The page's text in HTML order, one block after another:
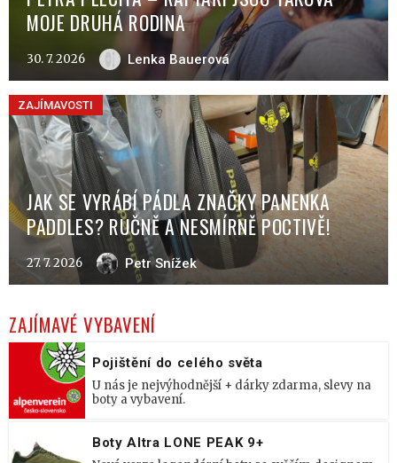
MOJE DRUHÁ RODINA
30. 7. 2026 Lenka Bauerová
ZAJÍMAVOSTI
JAK SE VYRÁBÍ PÁDLA ZNAČKY PANENKA
PADDLES? RUČNĚ A NESMÍRNĚ POCTIVĚ!
27. 7. 2026 Petr Snížek
ZAJÍMAVÉ VYBAVENÍ
Pojištění do celého světa
U nás je nejvýhodnější + dárky zdarma, slevy na
boty a vybavení.
Boty Altra LONE PEAK 9+